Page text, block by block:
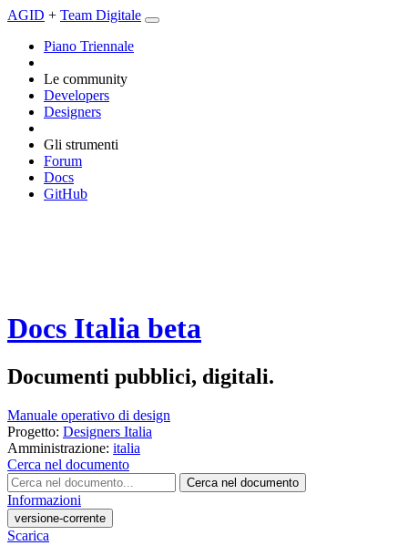
AGID + Team Digitale
Piano Triennale
Le community
Developers
Designers
Gli strumenti
Forum
Docs
GitHub
Docs Italia beta
Documenti pubblici, digitali.
Manuale operativo di design
Progetto: Designers Italia
Amministrazione: italia
Cerca nel documento
Cerca nel documento
Informazioni
versione-corrente
Scarica